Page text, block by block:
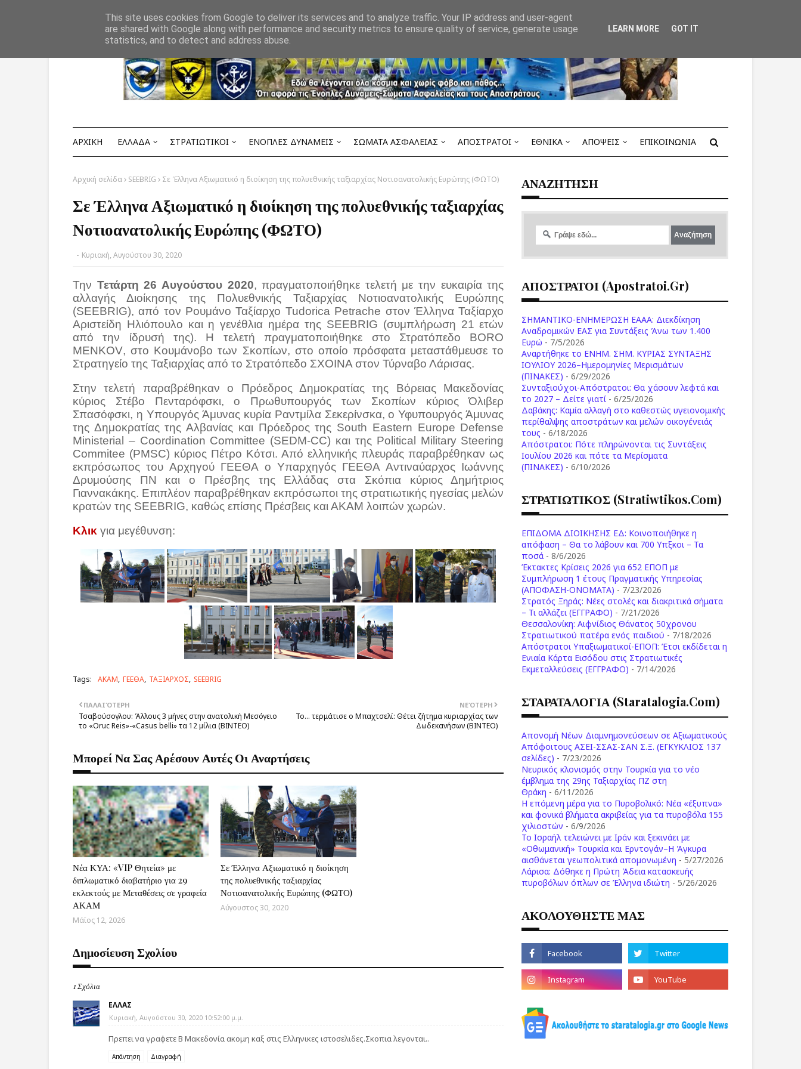
ΑΡΧΙΚΗ ΕΛΛΑΔΑ ΣΤΡΑΤΙΩΤΙΚΟΙ ΕΝΟΠΛΕΣ ΔΥΝΑΜΕΙΣ ΣΩΜΑΤΑ ΑΣΦΑΛΕΙΑΣ ΑΠΟΣΤΡΑΤΟΙ ΕΘΝΙΚΑ ΑΠΟΨΕΙΣ ΕΠΙΚΟΙΝΩΝΙΑ
Αρχική σελίδα SEEBRIG Σε Έλληνα Αξιωματικό η διοίκηση της πολυεθνικής ταξιαρχίας Νοτιοανατολικής Ευρώπης (ΦΩΤΟ)
Σε Έλληνα Αξιωματικό η διοίκηση της πολυεθνικής ταξιαρχίας
Νοτιοανατολικής Ευρώπης (ΦΩΤΟ)
- Κυριακή, Αυγούστου 30, 2020
Την Τετάρτη 26 Αυγούστου 2020, πραγματοποιήθηκε τελετή με την ευκαιρία της
αλλαγής Διοίκησης της Πολυεθνικής Ταξιαρχίας Νοτιοανατολικής Ευρώπης
(SEEBRIG), από τον Ρουμάνο Ταξίαρχο Tudorica Petrache στον Έλληνα Ταξίαρχο
Αριστείδη Ηλιόπουλο και η γενέθλια ημέρα της SEEBRIG (συμπλήρωση 21 ετών
από την ίδρυσή της). Η τελετή πραγματοποιήθηκε στο Στρατόπεδο BORO
MENKOV, στο Κουμάνοβο των Σκοπίων, στο οποίο πρόσφατα μεταστάθμευσε το
Στρατηγείο της Ταξιαρχίας από το Στρατόπεδο ΣΧΟΙΝΑ στον Τύρναβο Λάρισας.
Στην τελετή παραβρέθηκαν ο Πρόεδρος Δημοκρατίας της Βόρειας Μακεδονίας
κύριος Στέβο Πενταρόφσκι, ο Πρωθυπουργός των Σκοπίων κύριος Όλιβερ
Σπασόφσκι, η Υπουργός Άμυνας κυρία Ραντμίλα Σεκερίνσκα, ο Υφυπουργός Άμυνας
της Δημοκρατίας της Αλβανίας και Πρόεδρος της South Eastern Europe Defense
Ministerial
– Coordination Committee (SEDM-CC) και της Political Military Steering
Commitee (PMSC) κύριος Πέτρο Κότσι. Από ελληνικής πλευράς παραβρέθηκαν ως
εκπρόσωπος του Αρχηγού ΓΕΕΘΑ ο Υπαρχηγός ΓΕΕΘΑ Αντιναύαρχος Ιωάννης
Δρυμούσης ΠΝ και ο Πρέσβης της Ελλάδας στα Σκόπια κύριος Δημήτριος
Γιαννακάκης. Επιπλέον παραβρέθηκαν εκπρόσωποι της στρατιωτικής ηγεσίας μελών
κρατών της SEEBRIG, καθώς επίσης Πρέσβεις και ΑΚΑΜ λοιπών χωρών.
Κλικ για μεγέθυνση:
Tags: ΑΚΑΜ ΓΕΕΘΑ ΤΑΞΙΑΡΧΟΣ SEEBRIG
ΝΕΌΤΕΡΗ
Το… τερμάτισε ο Μπαχτσελί: Θέτει ζήτημα κυριαρχίας των
Δωδεκανήσων (ΒΙΝΤΕΟ)
ΠΑΛΑΙΌΤΕΡΗ
Τσαβούσογλου: Άλλους 3 μήνες στην ανατολική Μεσόγειο
το «Oruc Reis»-«Casus belli» τα 12 μίλια (BINTEO)
Μπορεί Να Σας Αρέσουν Αυτές Οι Αναρτήσεις
Νέα ΚΥΑ: «VIP Θητεία» με
διπλωματικό διαβατήριο για 29
εκλεκτούς με Μεταθέσεις σε γραφεία
ΑΚΑΜ
Μάϊος 12, 2026
Σε Έλληνα Αξιωματικό η διοίκηση
της πολυεθνικής ταξιαρχίας
Νοτιοανατολικής Ευρώπης (ΦΩΤΟ)
Αύγουστος 30, 2020
Δημοσίευση Σχολίου
1 Σχόλια
ΕΛΛΑΣ
Κυριακή, Αυγούστου 30, 2020 10:52:00 μ.μ.
Πρεπει να γραφετε Β Μακεδονία ακομη καξ στις Ελληνικες ιστοσελιδες.Σκοπια λεγονται..
Απάντηση Διαγραφή
ΑΝΑΖΗΤΗΣΗ
ΑΠΟΣΤΡΑΤΟΙ (apostratoi.gr)
ΣΗΜΑΝΤΙΚΟ-ΕΝΗΜΕΡΩΣΗ ΕΑΑΑ: Διεκδίκηση
Αναδρομικών ΕΑΣ για Συντάξεις Άνω των 1.400
Ευρώ - 7/5/2026
Aναρτήθηκε το ENHM. ΣΗΜ. ΚΥΡΙΑΣ ΣΥΝΤΑΞΗΣ
ΙΟΥΛΙΟΥ 2026–Ημερομηνίες Μερισμάτων
(ΠΙΝΑΚΕΣ) - 6/29/2026
Συνταξιούχοι-Απόστρατοι: Θα χάσουν λεφτά και
το 2027 – Δείτε γιατί - 6/25/2026
Δαβάκης: Καμία αλλαγή στο καθεστώς υγειονομικής
περίθαλψης αποστράτων και μελών οικογένειάς
τους - 6/18/2026
Aπόστρατοι: Πότε πληρώνονται τις Συντάξεις
Ιουλίου 2026 και πότε τα Μερίσματα
(ΠΙΝΑΚΕΣ) - 6/10/2026
ΣΤΡΑΤΙΩΤΙΚΟΣ (stratiwtikos.com)
ΕΠΙΔΟΜΑ ΔΙΟΙΚΗΣΗΣ ΕΔ: Κοινοποιήθηκε η
απόφαση – Θα το λάβουν και 700 Υπξκοι – Τα
ποσά - 8/6/2026
Έκτακτες Κρίσεις 2026 για 652 ΕΠΟΠ με
Συμπλήρωση 1 έτους Πραγματικής Υπηρεσίας
(ΑΠΟΦΑΣΗ-ONOMATA) - 7/23/2026
Στρατός Ξηράς: Νέες στολές και διακριτικά σήματα
– Τι αλλάζει (ΕΓΓΡΑΦΟ) - 7/21/2026
Θεσσαλονίκη: Αιφνίδιος Θάνατος 50χρονου
Στρατιωτικού πατέρα ενός παιδιού - 7/18/2026
Απόστρατοι Υπαξιωματικοί-ΕΠΟΠ: Έτσι εκδίδεται η
Ενιαία Κάρτα Εισόδου στις Στρατιωτικές
Εκμεταλλεύσεις (ΕΓΓΡΑΦΟ) - 7/14/2026
ΣΤΑΡΑΤΑΛΟΓΙΑ (staratalogia.com)
Απονομή Νέων Διαμνημονεύσεων σε Αξιωματικούς
Απόφοιτους ΑΣΕΙ-ΣΣΑΣ-ΣΑΝ Σ.Ξ. (ΕΓΚΥΚΛΙΟΣ 137
σελίδες) - 7/23/2026
Νευρικός κλονισμός στην Τουρκία για το νέο
έμβλημα της 29ης Ταξιαρχίας ΠΖ στη
Θράκη - 6/11/2026
Η επόμενη μέρα για το Πυροβολικό: Νέα «έξυπνα»
και φονικά βλήματα ακριβείας για τα πυροβόλα 155
χιλιοστών - 6/9/2026
Το Ισραήλ τελειώνει με Ιράν και ξεκινάει με
«Οθωμανική» Τουρκία και Ερντογάν–Η Άγκυρα
αισθάνεται γεωπολιτικά απομονωμένη - 5/27/2026
Λάρισα: Δόθηκε η Πρώτη Άδεια κατασκευής
πυροβόλων όπλων σε Έλληνα ιδιώτη - 5/26/2026
ΑΚΟΛΟΥΘΗΣΤΕ ΜΑΣ
This site uses cookies from Google to deliver its services and to analyze traffic. Your IP address and user-agent
are shared with Google along with performance and security metrics to ensure quality of service, generate usage
statistics, and to detect and address abuse.
LEARN MORE GOT IT